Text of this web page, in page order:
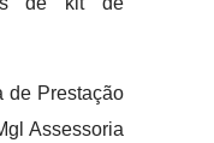
de Prestação
Assessoria